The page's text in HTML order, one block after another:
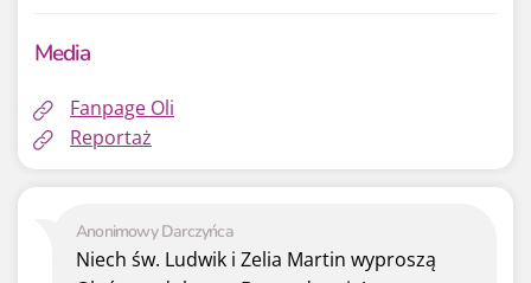
Media
Fanpage Oli
Reportaż
Anonimowy Darczyńca
Niech św. Ludwik i Zelia Martin wyproszą